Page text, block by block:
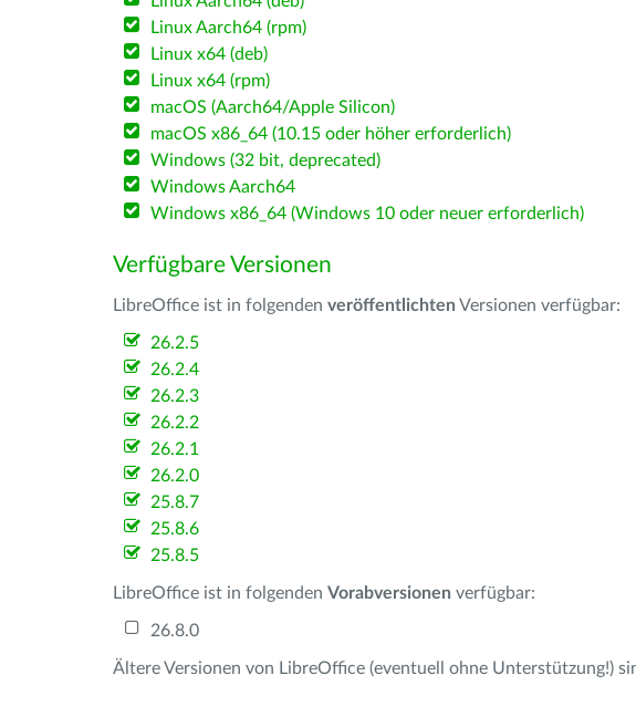
Linux Aarch64 (rpm)
Linux x64 (deb)
Linux x64 (rpm)
macOS (Aarch64/Apple Silicon)
macOS x86_64 (10.15 oder höher erforderlich)
Windows (32 bit, deprecated)
Windows Aarch64
Windows x86_64 (Windows 10 oder neuer erforderlich)
Verfügbare Versionen
LibreOffice ist in folgenden veröffentlichten Versionen verfügbar:
26.2.5
26.2.4
26.2.3
26.2.2
26.2.1
26.2.0
25.8.7
25.8.6
25.8.5
LibreOffice ist in folgenden Vorabversionen verfügbar:
26.8.0
Ältere Versionen von LibreOffice (eventuell ohne Unterstützung!)